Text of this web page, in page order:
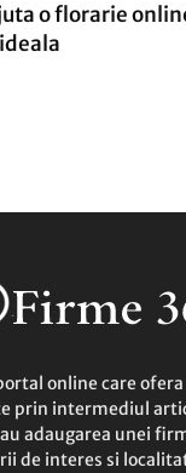
o florarie
online care
prin intermediul
adaugarea unei
de interes si